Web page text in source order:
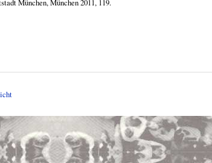
München, München 2011, 119.